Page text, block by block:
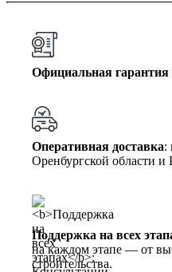
Официальная гарантия
Оперативная доставка:
Оренбургской области и
Поддержка на всех
на каждом этапе — от
строительства.